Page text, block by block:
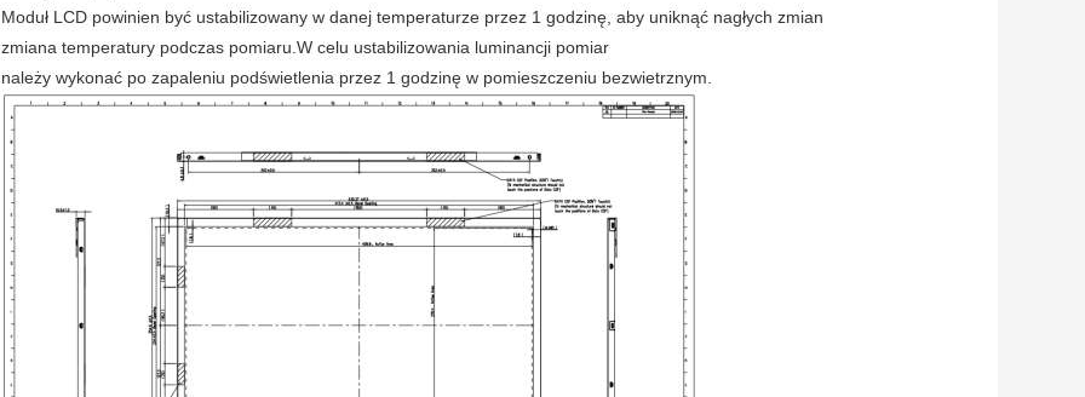
Moduł LCD powinien być ustabilizowany w danej temperaturze przez 1 godzinę, aby uniknąć nagłych zmian
zmiana temperatury podczas pomiaru.W celu ustabilizowania luminancji pomiar
należy wykonać po zapaleniu podświetlenia przez 1 godzinę w pomieszczeniu bezwietrznym.